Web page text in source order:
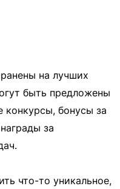
на лучших
быть предложены
бонусы за
за
что-то уникальное,